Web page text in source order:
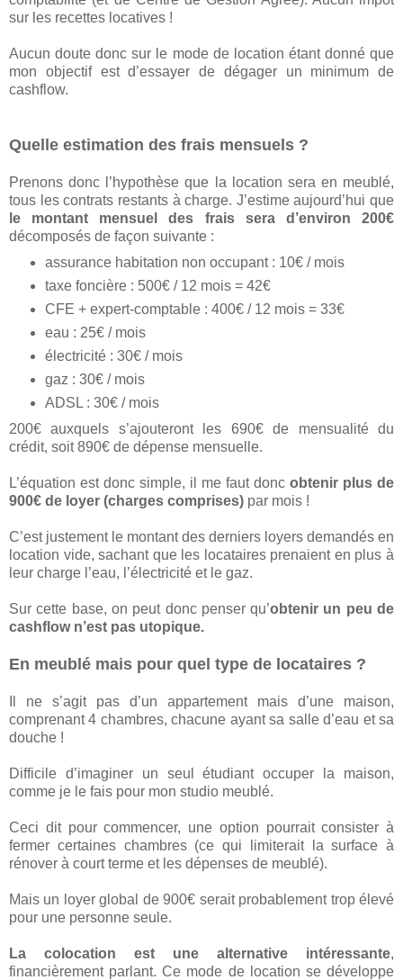
sur les recettes locatives !
Aucun doute donc sur le mode de location étant donné que
mon objectif est d’essayer de dégager un minimum de
cashflow.
Quelle estimation des frais mensuels ?
Prenons donc l’hypothèse que la location sera en meublé,
tous les contrats restants à charge. J’estime aujourd’hui que
le montant mensuel des frais sera d’environ 200€
décomposés de façon suivante :
assurance habitation non occupant : 10€ / mois
taxe foncière : 500€ / 12 mois = 42€
CFE + expert-comptable : 400€ / 12 mois = 33€
eau : 25€ / mois
électricité : 30€ / mois
gaz : 30€ / mois
ADSL : 30€ / mois
200€ auxquels s’ajouteront les 690€ de mensualité du
crédit, soit 890€ de dépense mensuelle.
L’équation est donc simple, il me faut donc obtenir plus de
900€ de loyer (charges comprises) par mois !
C’est justement le montant des derniers loyers demandés en
location vide, sachant que les locataires prenaient en plus à
leur charge l’eau, l’électricité et le gaz.
Sur cette base, on peut donc penser qu’obtenir un peu de
cashflow n’est pas utopique.
En meublé mais pour quel type de locataires ?
Il ne s’agit pas d’un appartement mais d’une maison,
comprenant 4 chambres, chacune ayant sa salle d’eau et sa
douche !
Difficile d’imaginer un seul étudiant occuper la maison,
comme je le fais pour mon studio meublé.
Ceci dit pour commencer, une option pourrait consister à
fermer certaines chambres (ce qui limiterait la surface à
rénover à court terme et les dépenses de meublé).
Mais un loyer global de 900€ serait probablement trop élevé
pour une personne seule.
La colocation est une alternative intéressante,
financièrement parlant. Ce mode de location se développe